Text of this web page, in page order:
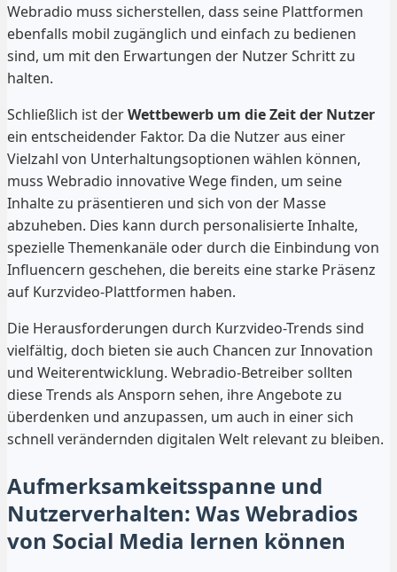
Webradio muss sicherstellen, dass seine Plattformen
ebenfalls mobil zugänglich und einfach zu bedienen
sind, um mit den Erwartungen der Nutzer Schritt zu
halten.
Schließlich ist derWettbewerb um die Zeit der Nutzer
ein entscheidender Faktor. Da die Nutzer aus einer
Vielzahl von Unterhaltungsoptionen wählen können,
muss Webradio innovative Wege finden, um seine
Inhalte zu präsentieren und sich von der Masse
abzuheben. Dies kann durch personalisierte Inhalte,
spezielle Themenkanäle oder durch die Einbindung von
Influencern geschehen, die bereits eine starke Präsenz
auf Kurzvideo-Plattformen haben.
Die Herausforderungen durch Kurzvideo-Trends sind
vielfältig, doch bieten sie auch Chancen zur Innovation
und Weiterentwicklung. Webradio-Betreiber sollten
diese Trends als Ansporn sehen, ihre Angebote zu
überdenken und anzupassen, um auch in einer sich
schnell verändernden digitalen Welt relevant zu bleiben.
Aufmerksamkeitsspanne und
Nutzerverhalten: Was Webradios
von Social Media lernen können